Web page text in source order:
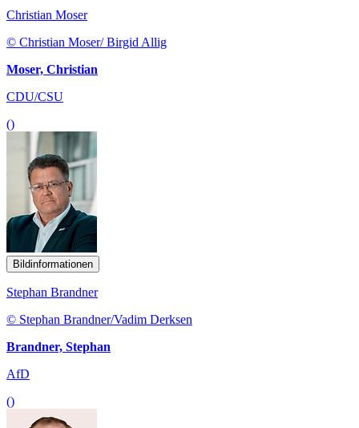
Christian Moser
© Christian Moser/ Birgid Allig
Moser, Christian
CDU/CSU
()
Bildinformationen
Stephan Brandner
© Stephan Brandner/Vadim Derksen
Brandner, Stephan
AfD
()